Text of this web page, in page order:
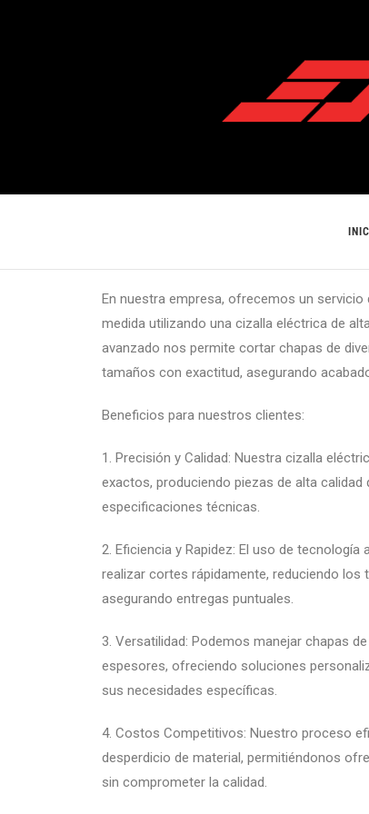
En nuestra empresa, ofrecemos un servicio
medida utilizando una cizalla eléctrica de
avanzado nos permite cortar chapas de
tamaños con exactitud, asegurando
Beneficios para nuestros clientes:
1. Precisión y Calidad: Nuestra cizalla
exactos, produciendo piezas de alta calidad
especificaciones técnicas.
2. Eficiencia y Rapidez: El uso de tecnología
realizar cortes rápidamente, reduciendo los
asegurando entregas puntuales.
3. Versatilidad: Podemos manejar chapas
espesores, ofreciendo soluciones
sus necesidades específicas.
4. Costos Competitivos: Nuestro proceso
desperdicio de material, permitiéndonos
sin comprometer la calidad.